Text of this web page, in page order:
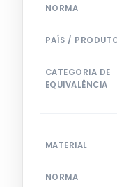
NORMA
PAÍS /
CATEGORIA DE
EQUIVALÊNCIA
MATERIAL
NORMA